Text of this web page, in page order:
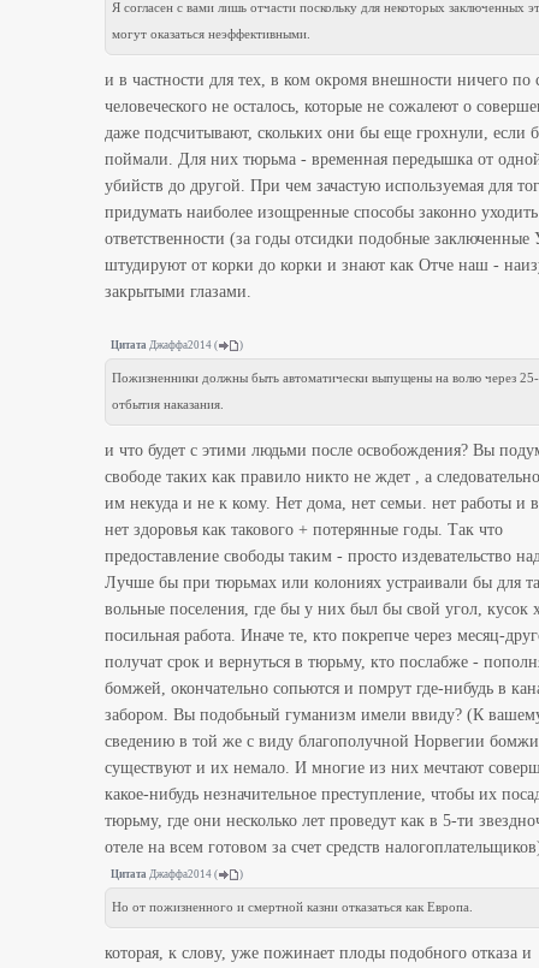
Я согласен с вами лишь отчасти поскольку для некоторых заключенных
могут оказаться неэффективными.
и в частности для тех, в ком окромя внешности ничего по
человеческого не осталось, которые не сожалеют о
даже подсчитывают, скольких они бы еще грохнули, если
поймали. Для них тюрьма - временная передышка от
убийств до другой. При чем зачастую используемая для
придумать наиболее изощренные способы законно
ответственности (за годы отсидки подобные заключенные
штудируют от корки до корки и знают как Отче наш -
закрытыми глазами.
Цитата Джаффа2014 ( )
Пожизненники должны быть автоматически выпущены на волю через 25-
отбытия наказания.
и что будет с этими людьми после освобождения? Вы
свободе таких как правило никто не ждет , а
им некуда и не к кому. Нет дома, нет семьи. нет работы и
нет здоровья как такового + потерянные годы. Так что
предоставление свободы таким - просто издевательство
Лучше бы при тюрьмах или колониях устраивали бы для
вольные поселения, где бы у них был бы свой угол, кусок
посильная работа. Иначе те, кто покрепче через месяц-
получат срок и вернуться в тюрьму, кто послабже -
бомжей, окончательно сопьются и помрут где-нибудь в
забором. Вы подобьный гуманизм имели ввиду? (К
сведению в той же с виду благополучной Норвегии бомжи
существуют и их немало. И многие из них мечтают
какое-нибудь незначительное преступление, чтобы их
тюрьму, где они несколько лет проведут как в 5-ти
отеле на всем готовом за счет средств
Цитата Джаффа2014 ( )
Но от пожизненного и смертной казни отказаться как Европа.
которая, к слову, уже пожинает плоды подобного отказа и